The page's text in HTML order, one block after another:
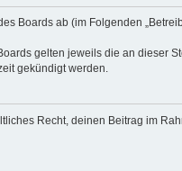
Boards ab (im Folgenden
gelten jeweils die an dieser
gekündigt werden.
Recht, deinen Beitrag im